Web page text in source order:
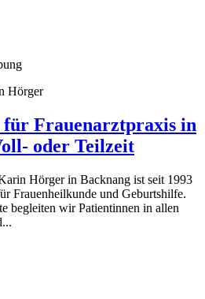
Hörger
Frauenarztpraxis in
oder Teilzeit
Hörger in Backnang ist seit 1993
Frauenheilkunde und Geburtshilfe.
begleiten wir Patientinnen in allen